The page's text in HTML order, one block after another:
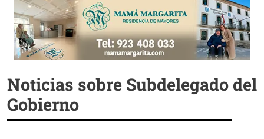
Noticias sobre Subdelegado del
Gobierno